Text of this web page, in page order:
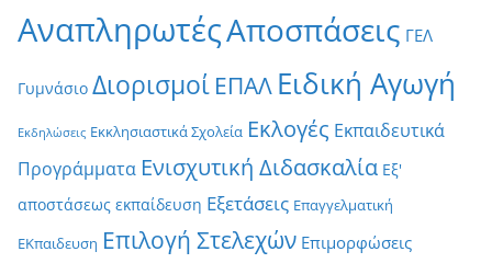
ΑναπληρωτέςΑποσπάσεις ΓΕΛ
Γυμνάσιο Διορισμοί ΕΠΑΛ Ειδική Αγωγή
Εκδηλώσεις Εκκλησιαστικά Σχολεία Εκλογές Εκπαιδευτικά
Προγράμματα Ενισχυτική Διδασκαλία Εξ'
αποστάσεως εκπαίδευση Εξετάσεις Επαγγελματική
ΕΚπαιδευση Επιλογή Στελεχών Επιμορφώσεις